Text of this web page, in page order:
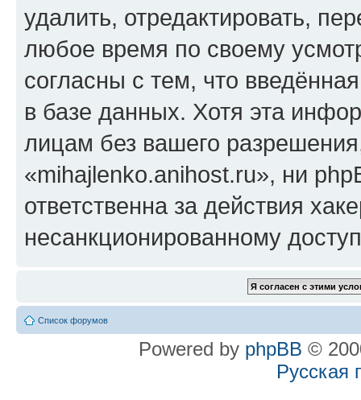
удалить, отредактировать,
любое время по своему
согласны с тем, что
в базе данных. Хотя эта
лицам без вашего
«mihajlenko.anihost.ru», ни
ответственна за действия
несанкционированному
Список форумов
Powered by phpBB ©
Русская